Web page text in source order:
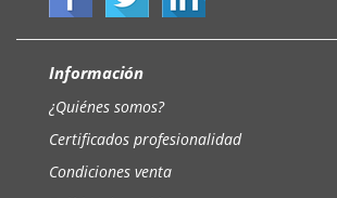
Información
¿Quiénes somos?
Certificados profesionalidad
Condiciones venta